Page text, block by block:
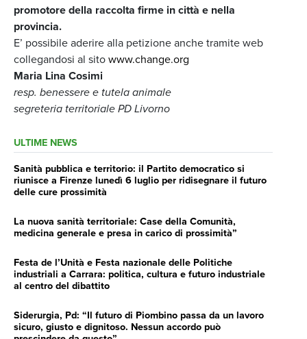
promotore della raccolta firme in città e nella
provincia.
E’ possibile aderire alla petizione anche tramite web
collegandosi al sitowww.change.org
Maria Lina Cosimi
resp. benessere e tutela animale
segreteria territoriale PD Livorno
ULTIME NEWS
Sanità pubblica e territorio: il Partito democratico si
riunisce a Firenze lunedì 6 luglio per ridisegnare il futuro
delle cure prossimità
La nuova sanità territoriale: Case della Comunità,
medicina generale e presa in carico di prossimità”
Festa de l’Unità e Festa nazionale delle Politiche
industriali a Carrara: politica, cultura e futuro industriale
al centro del dibattito
Siderurgia, Pd: “Il futuro di Piombino passa da un lavoro
sicuro, giusto e dignitoso. Nessun accordo può